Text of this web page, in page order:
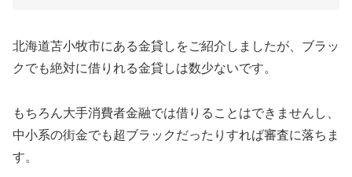
北海道苫小牧市にある金貸しをご紹介しましたが、ブラッ
クでも絶対に借りれる金貸しは数少ないです。
もちろん大手消費者金融では借りることはできませんし、
中小系の街金でも超ブラックだったりすれば審査に落ちま
す。